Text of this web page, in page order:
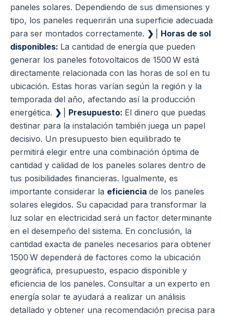
paneles solares. Dependiendo de sus dimensiones y
tipo, los paneles requerirán una superficie adecuada
para ser montados correctamente. ❯
Horas de sol
disponibles: La cantidad de energía que pueden
generar los paneles fotovoltaicos de 1500 W está
directamente relacionada con las horas de sol en tu
ubicación. Estas horas varían según la región y la
temporada del año, afectando así la producción
energética. ❯ Presupuesto: El dinero que puedas
destinar para la instalación también juega un papel
decisivo. Un presupuesto bien equilibrado te
permitirá elegir entre una combinación óptima de
cantidad y calidad de los paneles solares dentro de
tus posibilidades financieras. Igualmente, es
importante considerar la eficiencia de los paneles
solares elegidos. Su capacidad para transformar la
luz solar en electricidad será un factor determinante
en el desempeño del sistema. En conclusión, la
cantidad exacta de paneles necesarios para obtener
1500 W dependerá de factores como la ubicación
geográfica, presupuesto, espacio disponible y
eficiencia de los paneles. Consultar a un experto en
energía solar te ayudará a realizar un análisis
detallado y obtener una recomendación precisa para